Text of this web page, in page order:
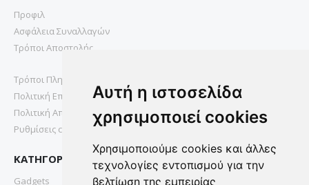
Αυτή η ιστοσελίδα
χρησιμοποιεί cookies
Χρησιμοποιούμε cookies και άλλες
τεχνολογίες εντοπισμού για την
βελτίωση της εμπειρίας
Προφιλ
Ασφάλεια Συναλλαγών
Τρόποι Αποστολής
Τρόποι Πληρωμής
Πολιτική Επιστροφών
Πολιτική Απορρήτου
Ρυθμίσεις cookies
ΚΑΤΗΓΟΡΙΕΣ
Gadgets